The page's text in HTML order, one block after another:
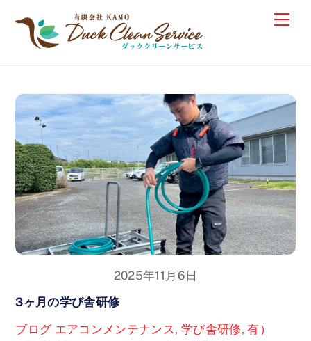
content
2025年11月6日
3ヶ月の学び舎研修
ブログ エアコンメンテナンス , 学び舎研修,有）